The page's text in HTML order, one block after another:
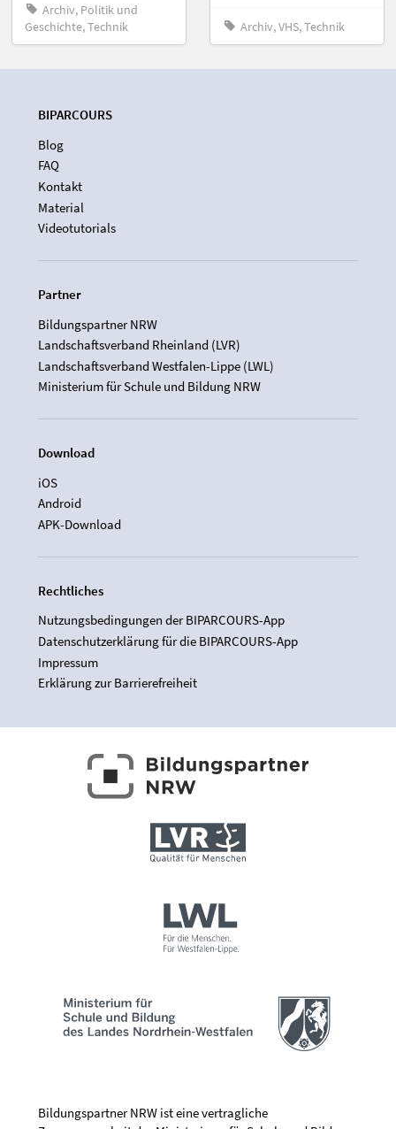
Archiv, Politik und
Geschichte, Technik
Archiv, VHS, Technik
BIPARCOURS
Blog
FAQ
Kontakt
Material
Videotutorials
Partner
Bildungspartner NRW
Landschaftsverband Rheinland (LVR)
Landschaftsverband Westfalen-Lippe (LWL)
Ministerium für Schule und Bildung NRW
Download
iOS
Android
APK-Download
Rechtliches
Nutzungsbedingungen der BIPARCOURS-App
Datenschutzerklärung für die BIPARCOURS-App
Impressum
Erklärung zur Barrierefreiheit
Bildungspartner NRW ist eine vertragliche